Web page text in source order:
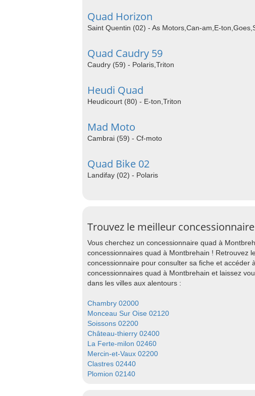
Quad Horizon
Saint Quentin (02) - As Motors,Can-am,E-
Quad Caudry 59
Caudry (59) - Polaris,Triton
Heudi Quad
Heudicourt (80) - E-ton,Triton
Mad Moto
Cambrai (59) - Cf-moto
Quad Bike 02
Landifay (02) - Polaris
Trouvez le meilleur
Vous cherchez un concessionnaire quad à
concessionnaires quad à Montbrehain ! Retrouvez
concessionnaire pour consulter sa fiche et accéder
concessionnaires quad à Montbrehain et laissez
dans les villes aux alentours :
Chambry 02000
Monceau Sur Oise 02120
Soissons 02200
Château-thierry 02400
La Ferte-milon 02460
Mercin-et-Vaux 02200
Clastres 02440
Plomion 02140